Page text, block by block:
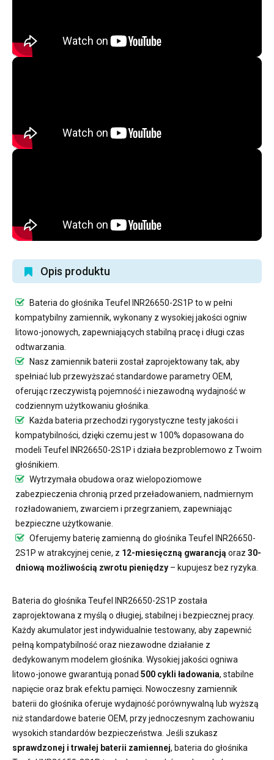
Opis produktu
Bateria do głośnika Teufel INR26650-2S1P to w pełni
kompatybilny zamiennik, wykonany z wysokiej jakości ogniw
litowo-jonowych, zapewniających stabilną pracę i długi czas
odtwarzania.
Nasz zamiennik baterii został zaprojektowany tak, aby
spełniać lub przewyższać standardowe parametry OEM,
oferując rzeczywistą pojemność i niezawodną wydajność w
codziennym użytkowaniu głośnika.
Każda bateria przechodzi rygorystyczne testy jakości i
kompatybilności, dzięki czemu jest w 100% dopasowana do
modeli Teufel INR26650-2S1P i działa bezproblemowo z Twoim
głośnikiem.
Wytrzymała obudowa oraz wielopoziomowe
zabezpieczenia chronią przed przeładowaniem, nadmiernym
rozładowaniem, zwarciem i przegrzaniem, zapewniając
bezpieczne użytkowanie.
Oferujemybaterię zamienną do głośnika Teufel INR26650-
2S1P w atrakcyjnej cenie, z 12-miesięczną gwarancją oraz 30-
dniową możliwością zwrotu pieniędzy – kupujesz bez ryzyka.
Bateria do głośnika Teufel INR26650-2S1P została
zaprojektowana z myślą o długiej, stabilnej i bezpiecznej pracy.
Każdy akumulator jest indywidualnie testowany, aby zapewnić
pełną kompatybilność oraz niezawodne działanie z
dedykowanym modelem głośnika. Wysokiej jakości ogniwa
litowo-jonowe gwarantują ponad 500 cykli ładowania, stabilne
napięcie oraz brak efektu pamięci. Nowoczesny zamiennik
baterii do głośnika oferuje wydajność porównywalną lub wyższą
niż standardowe baterie OEM, przy jednoczesnym zachowaniu
wysokich standardów bezpieczeństwa. Jeśli szukasz
sprawdzonej i trwałej baterii zamiennej, bateria do głośnika